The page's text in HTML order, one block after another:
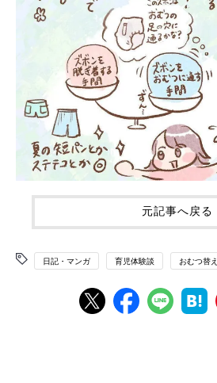
元記事へ戻る
日記・マンガ 育児体験談 おむつ替え